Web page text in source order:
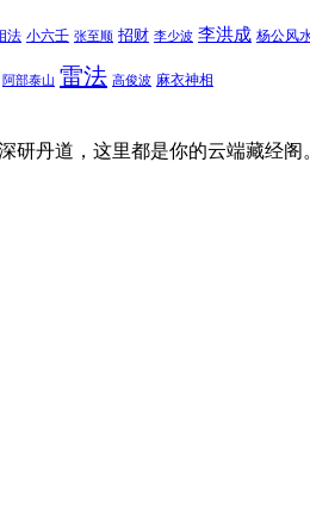
法 小六壬 张至顺 招财 李少波 李洪成 杨公风
阿部泰山 雷法 高俊波 麻衣神相
丹道，这里都是你的云端藏经阁